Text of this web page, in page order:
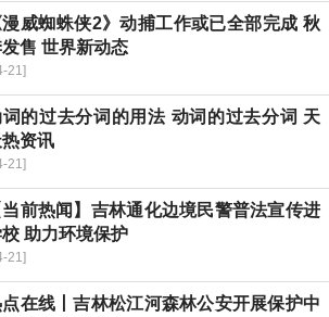
漫威蜘蛛侠2》动捕工作或已全部完成 秋
售 世界新动态
21]
的过去分词的用法 动词的过去分词 天
资讯
21]
当前热闻】吉林通化边境民警普法宣传进
助力环境保护
21]
在线丨吉林松江河森林公安开展保护中